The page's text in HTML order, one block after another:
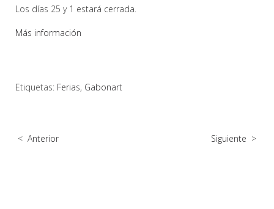
Los días 25 y 1 estará cerrada.
Más información
Etiquetas: Ferias, Gabonart
< Anterior Siguiente >